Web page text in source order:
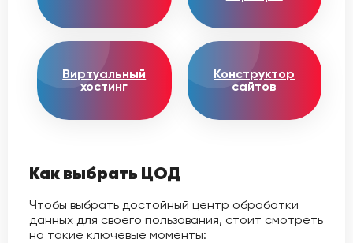
Виртуальный
хостинг
Конструктор
сайтов
Как выбрать ЦОД
Чтобы выбрать достойный центр обработки
данных для своего пользования, стоит смотреть
на такие ключевые моменты: